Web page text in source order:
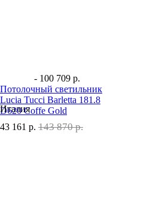
- 100 709 р.
Потолочный светильник
Lucia Tucci Barletta 181.8
D620 Coffe Gold
Италия
43 161 р. 143 870 р.